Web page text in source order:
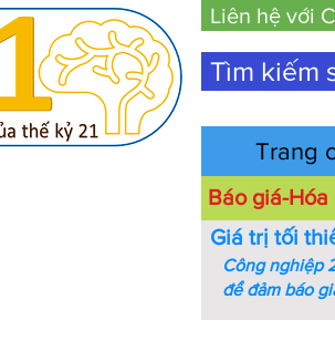
Liên hệ với
Tìm kiếm
Trang
Báo giá-
Giá trị tối
Công nghiệp
để đảm báo